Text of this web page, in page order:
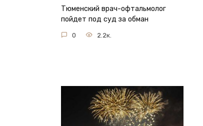
Тюменский врач-офтальмолог
пойдет под суд за обман
0 2.2к.